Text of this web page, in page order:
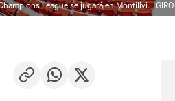
League se jugará en Montilivi.